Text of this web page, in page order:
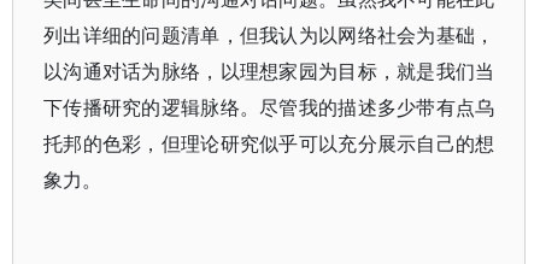
列出详细的问题清单，但我认为以网络社会为基础，
以沟通对话为脉络，以理想家园为目标，就是我们当
下传播研究的逻辑脉络。尽管我的描述多少带有点乌
托邦的色彩，但理论研究似乎可以充分展示自己的想
象力。